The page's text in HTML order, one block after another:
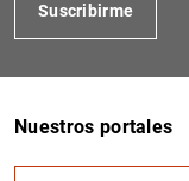
Suscribirme
Nuestros portales